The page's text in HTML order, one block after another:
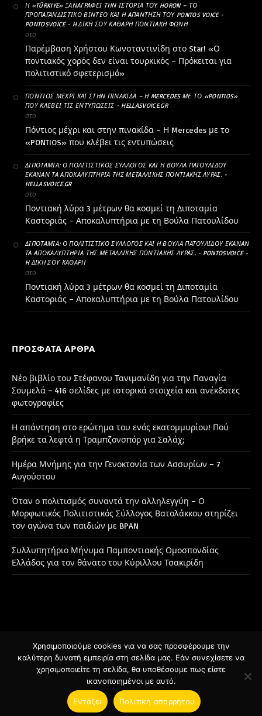
Η «TÜRKIYE» ΞΑΝΑΓΡΆΦΕΙ ΤΗΝ ΙΣΤΟΡΊΑ ΤΟΥ HORON – ΤΟ
ΠΡΟΠΑΓΑΝΔΙΣΤΙΚΌ ΒΊΝΤΕΟ ΚΑΙ Η ΑΠΆΝΤΗΣΗ ΤΟΥ PONTOS VOICE -
PONTOSVOICE - H ΔΙΚΉ ΣΟΥ ΚΑΘΑΡΗ ΠΟΝΤΙΑΚΉ ΦΩΝΉ
στο
Παρέμβαση Χρήστου Κωνσταντινίδη στο Star! «Ο
ποντιακός χορός δεν είναι τουρκικός – Πρόκειται για
πολιτιστικό σφετερισμό»
ΠΌΝΤΙΟΣ ΜΈΧΡΙ ΚΑΙ ΣΤΗΝ ΠΙΝΑΚΊΔΑ – Η MERCEDES ΜΕ ΤΟ «PONTIOS»
ΠΟΥ ΚΛΈΒΕΙ ΤΙΣ ΕΝΤΥΠΏΣΕΙΣ - HELLASVOICE.GR
στο
Πόντιος μέχρι και στην πινακίδα – Η Mercedes με το
«PONTIOS» που κλέβει τις εντυπώσεις
ΔΙΠΟΤΑΜΊΑ: Ο ΠΟΛΙΤΙΣΤΙΚΌΣ ΣΎΛΛΟΓΟΣ ΚΑΙ Η ΒΟΎΛΑ ΠΑΤΟΥΛΊΔΟΥ
ΈΚΑΝΑΝ ΤΑ ΑΠΟΚΑΛΥΠΤΉΡΙΑ ΤΗΣ ΜΕΤΑΛΛΙΚΉΣ ΠΟΝΤΙΑΚΉΣ ΛΎΡΑΣ. -
HELLASVOICE.GR
στο
Ποντιακή λύρα 3 μέτρων θα κοσμεί τη Διποταμία
Καστοριάς – Αποκαλυπτήρια με τη Βούλα Πατουλίδου
ΔΙΠΟΤΑΜΊΑ: Ο ΠΟΛΙΤΙΣΤΙΚΌ ΣΎΛΛΟΓΟΣ ΚΑΙ Η ΒΟΎΛΑ ΠΑΤΟΥΛΊΔΟΥ ΈΚΑΝΑΝ
ΤΑ ΑΠΟΚΑΛΥΠΤΉΡΙΑ ΤΗΣ ΜΕΤΑΛΛΙΚΉΣ ΠΟΝΤΙΑΚΉΣ ΛΎΡΑΣ. - PONTOSVOICE -
H ΔΙΚΉ ΣΟΥ ΚΑΘΑΡΗ
στο
Ποντιακή λύρα 3 μέτρων θα κοσμεί τη Διποταμία
Καστοριάς – Αποκαλυπτήρια με τη Βούλα Πατουλίδου
ΠΡΌΣΦΑΤΑ ΆΡΘΡΑ
Νέο βιβλίο του Στέφανου Τανιμανίδη για την Παναγία
Σουμελά – 416 σελίδες με ιστορικά στοιχεία και ανέκδοτες
φωτογραφίες
Η απάντηση στο ερώτημα του ενός εκατομμυρίου! Πού
βρήκε τα λεφτά η Τραμπζονσπόρ για Σαλάχ;
Ημέρα Μνήμης για την Γενοκτονία των Ασσυρίων – 7
Αυγούστου
Όταν ο πολιτισμός συναντά την αλληλεγγύη – Ο
Μορφωτικός Πολιτιστικός Σύλλογος Βατολάκκου στηρίζει
τον αγώνα των παιδιών με BPAN
Συλλυπητήριο Μήνυμα Παμποντιακής Ομοσπονδίας
Ελλάδος για τον θάνατο του Κύριλλου Τσακιρίδη
FacebookInstagram
© 2026 Designed by BSee.gr
Χρησιμοποιούμε cookies για να σας προσφέρουμε την
καλύτερη δυνατή εμπειρία στη σελίδα μας. Εάν συνεχίσετε να
χρησιμοποιείτε τη σελίδα, θα υποθέσουμε πως είστε
ικανοποιημένοι με αυτό.
Εντάξει Πολιτική απορρήτου